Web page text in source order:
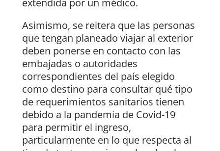
Asimismo, se reitera que las personas
que tengan planeado viajar al exterior
deben ponerse en contacto con las
embajadas o autoridades
correspondientes del país elegido
como destino para consultar qué tipo
de requerimientos sanitarios tienen
debido a la pandemia de Covid-19
para permitir el ingreso,
particularmente en lo que respecta al